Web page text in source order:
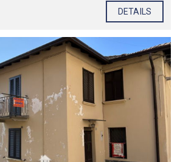
DETAILS